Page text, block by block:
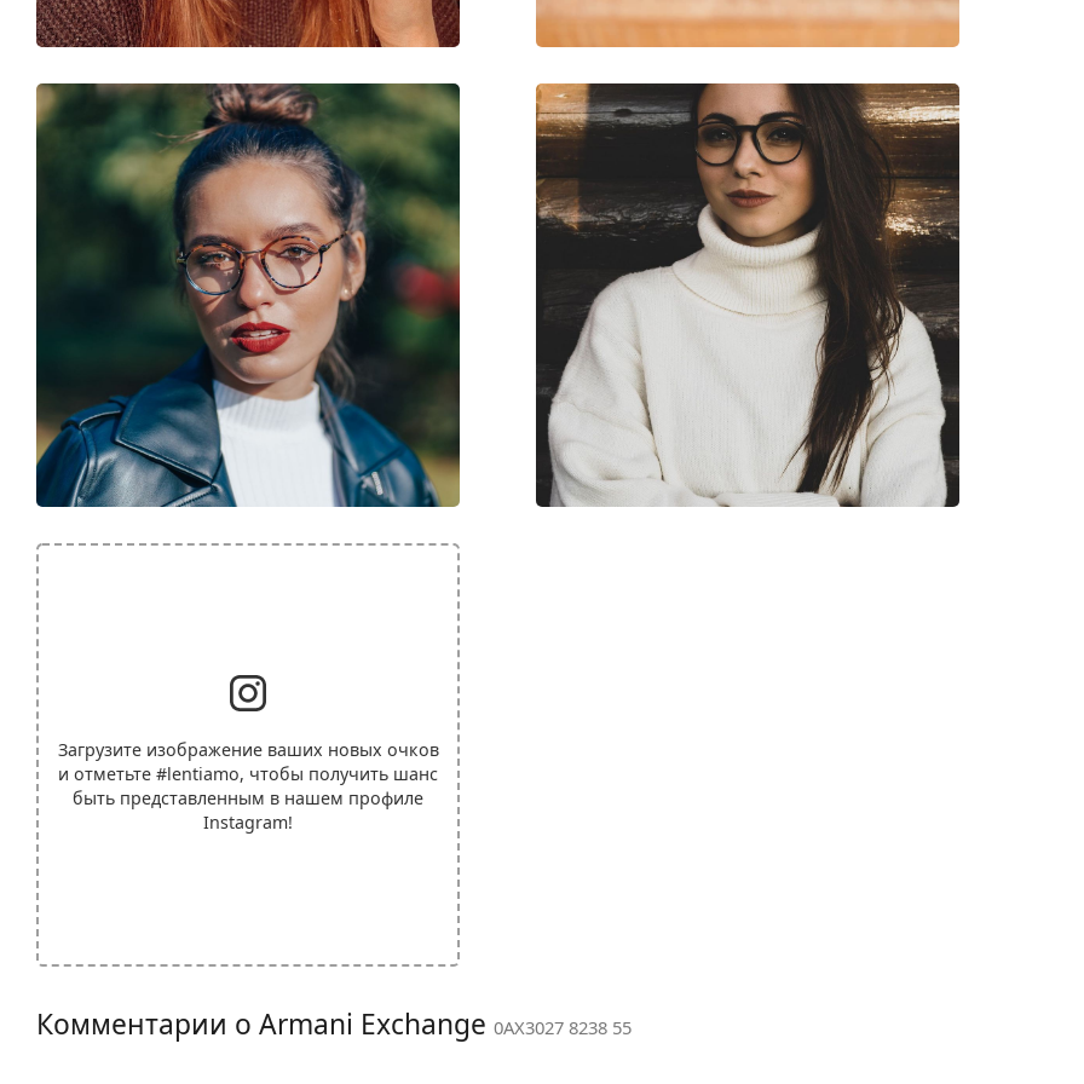
Код:
0AX3027 8238 55
Загрузите изображение ваших новых очков
и отметьте #lentiamo, чтобы получить шанс
быть представленным в нашем профиле
Instagram!
Комментарии о Armani Exchange 0AX3027 8238 55